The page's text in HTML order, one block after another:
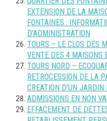
EXTENSION DE LA
FONTAINES :
D’ADMINISTRATION
TOURS – LE CLOS DES
VENTE DES 4 MAISONS
TOURS NORD –
RETROCESSION DE LA
CREATION D’UN
ADMISSIONS EN NON
EFFACEMENT DE